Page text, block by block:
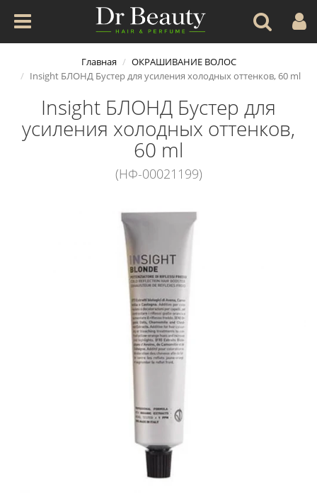
Главная
ОКРАШИВАНИЕ ВОЛОС
Insight БЛОНД Бустер для усиления холодных оттенков, 60 ml
Insight БЛОНД Бустер для
усиления холодных оттенков,
60 ml
(НФ-00021199)